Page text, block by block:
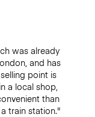
was already
and has
point is
a local shop,
than
train station."